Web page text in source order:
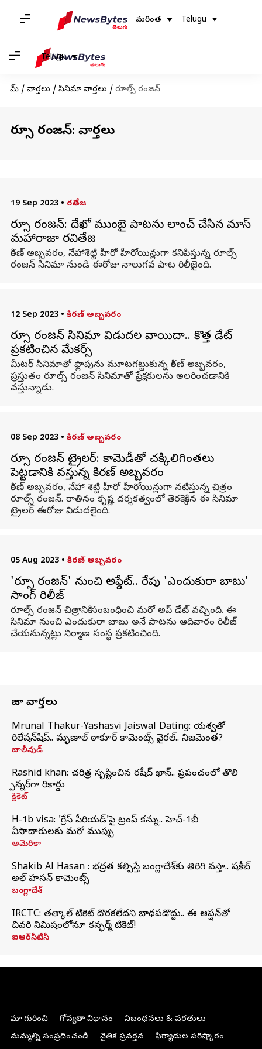
మరింత Telugu
Telugu
హోమ్ / వార్తలు / సినిమా వార్తలు / రూల్స్ రంజన్
రూల్స్ రంజన్: వార్తలు
19 Sep 2023 • రవితేజ
రూల్స్ రంజన్: దేఖో ముంబై పాటను లాంచ్ చేసిన మాస్
మహారాజా రవితేజ
కిరణ్ అబ్బవరం, నేహాశెట్టి హీరో హీరోయిన్లుగా కనిపిస్తున్న రూల్స్
రంజన్ సినిమా నుండి ఈరోజు నాలుగవ పాట రిలీజైంది.
12 Sep 2023 • కిరణ్ అబ్బవరం
రూల్స్ రంజన్ సినిమా విడుదల వాయిదా.. కొత్త డేట్
ప్రకటించిన మేకర్స్
మీటర్ సినిమాతో ఫ్లాపును మూటగట్టుకున్న కిరణ్ అబ్బవరం,
ప్రస్తుతం రూల్స్ రంజన్ సినిమాతో ప్రేక్షకులను అలరించడానికి
వస్తున్నాడు.
08 Sep 2023 • కిరణ్ అబ్బవరం
రూల్స్ రంజన్ ట్రైలర్: కామెడీతో చక్కిలిగింతలు
పెట్టడానికి వస్తున్న కిరణ్ అబ్బవరం
కిరణ్ అబ్బవరం, నేహా శెట్టి హీరో హీరోయిన్లుగా నటిస్తున్న చిత్రం
రూల్స్ రంజన్. రాతినం కృష్ణ దర్శకత్వంలో తెరకెక్కిన ఈ సినిమా
ట్రైలర్ ఈరోజు విడుదలైంది.
05 Aug 2023 • కిరణ్ అబ్బవరం
'రూల్స్ రంజన్' నుంచి అప్డేట్.. రేపు 'ఎందుకురా బాబు'
సాంగ్ రిలీజ్
రూల్స్ రంజన్ చిత్రానికి సంబంధించి మరో అప్ డేట్ వచ్చింది. ఈ
సినిమా నుంచి ఎందుకురా బాబు అనే పాటను ఆదివారం రిలీజ్
చేయనున్నట్లు నిర్మాణ సంస్థ ప్రకటించింది.
తాజా వార్తలు
Mrunal Thakur-Yashasvi Jaiswal Dating: యశస్వితో
రిలేషన్‌షిప్.. మృణాల్ ఠాకూర్ కామెంట్స్ వైరల్.. నిజమెంత?
బాలీవుడ్
Rashid khan: చరిత్ర సృష్టించిన రషీద్ ఖాన్.. ప్రపంచంలో తొలి
స్పిన్నర్‌గా రికార్డు
క్రికెట్
H-1b visa: 'గ్రేస్‌ పీరియడ్‌'పై ట్రంప్‌ కన్ను.. హెచ్‌-1బీ
వీసాదారులకు మరో ముప్పు
అమెరికా
Shakib Al Hasan : భద్రత కల్పిస్తే బంగ్లాదేశ్‌కు తిరిగి వస్తా.. షకీబ్
అల్ హసన్ కామెంట్స్
బంగ్లాదేశ్
IRCTC: తత్కాల్ టికెట్ దొరకలేదని బాధపడొద్దు.. ఈ ఆప్షన్‌తో
చివరి నిమిషంలోనూ కన్ఫర్మ్ టికెట్!
ఐఆర్‌సీటీసీ
మా గురించి గోప్యతా విధానం
నిబంధనలు & షరతులు
మమ్మల్ని సంప్రదించండి
నైతిక ప్రవర్తన ఫిర్యాదుల పరిష్కారం